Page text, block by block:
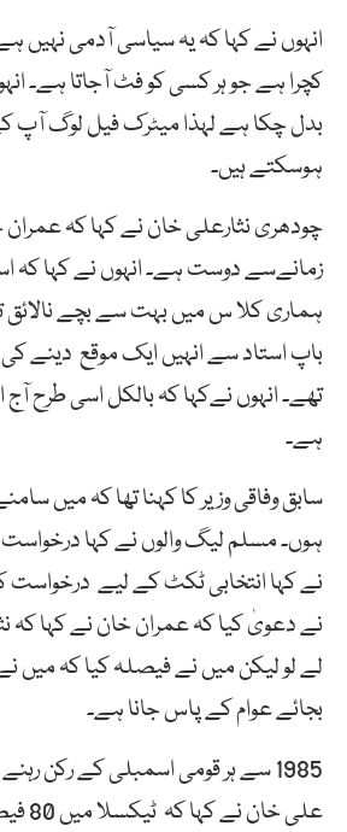
انہوں نے کہا کہ یہ سیاسی آدمی نہیں
کچرا ہے جو ہر کسی کو فٹ آجاتا ہے۔
بدل چکا ہے لہذا میٹرک فیل لوگ آپ
ہوسکتے ہیں۔
چودھری نثارعلی خان نے کہا کہ
زمانےسے دوست ہے۔ انہوں نے کہا کہ
ہماری کلا س میں بہت سے بچے نالائق
باپ استاد سے انہیں ایک موقع دینے
تھے۔ انہوں نےکہا کہ بالکل اسی طرح آج
ہے۔
سابق وفاقی وزیر کا کہنا تھا کہ میں
ہوں۔ مسلم لیگ والوں نے کہا
نے کہا انتخابی ٹکٹ کے لیے درخواست
نے دعویٰ کیا کہ عمران خان نے کہا کہ
لے لو لیکن میں نے فیصلہ کیا کہ میں
بجائے عوام کے پاس جانا ہے۔
1985 سے ہر قومی اسمبلی کے رکن
علی